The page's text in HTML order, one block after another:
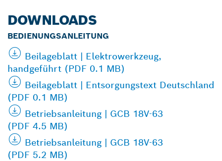
DOWNLOADS
BEDIENUNGSANLEITUNG
Beilageblatt | Elektrowerkzeug,
handgeführt (PDF 0.1 MB)
Beilageblatt | Entsorgungstext Deutschland
(PDF 0.1 MB)
Betriebsanleitung | GCB 18V-63
(PDF 4.5 MB)
Betriebsanleitung | GCB 18V-63
(PDF 5.2 MB)